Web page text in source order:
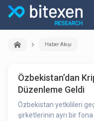
Haber Akışı
Özbekistan’dan
Düzenleme Geldi
Özbekistan yetkilileri
şirketlerinin ayrı bir